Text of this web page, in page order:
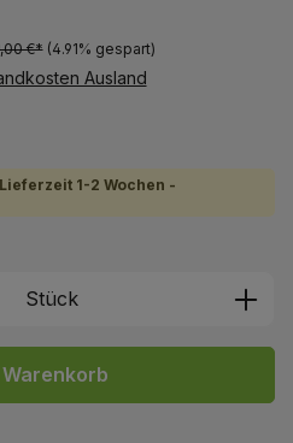
€* (4.91% gespart)
Ausland
1-2 Wochen -
den
Stück
Warenkorb